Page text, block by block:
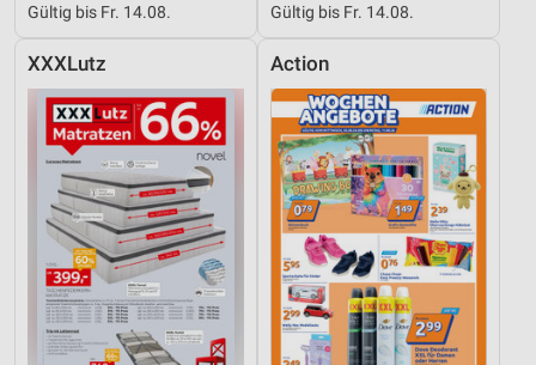
Gültig bis Fr. 14.08. Gültig bis Fr. 14.08.
XXXLutz Action